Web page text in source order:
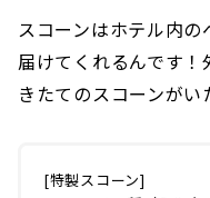
スコーンはホテル内
届けてくれるんです
きたてのスコーンがい
[特製スコーン]